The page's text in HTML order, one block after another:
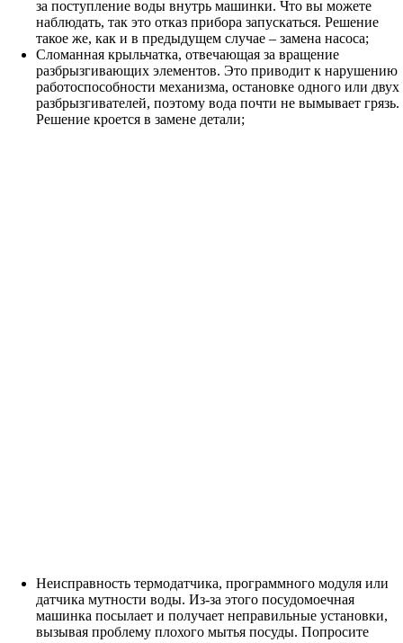
за поступление воды внутрь машинки. Что вы можете
наблюдать, так это отказ прибора запускаться. Решение
такое же, как и в предыдущем случае – замена насоса;
Сломанная крыльчатка, отвечающая за вращение
разбрызгивающих элементов. Это приводит к нарушению
работоспособности механизма, остановке одного или двух
разбрызгивателей, поэтому вода почти не вымывает грязь.
Решение кроется в замене детали;
Неисправность термодатчика, программного модуля или
датчика мутности воды. Из-за этого посудомоечная
машинка посылает и получает неправильные установки,
вызывая проблему плохого мытья посуды. Попросите